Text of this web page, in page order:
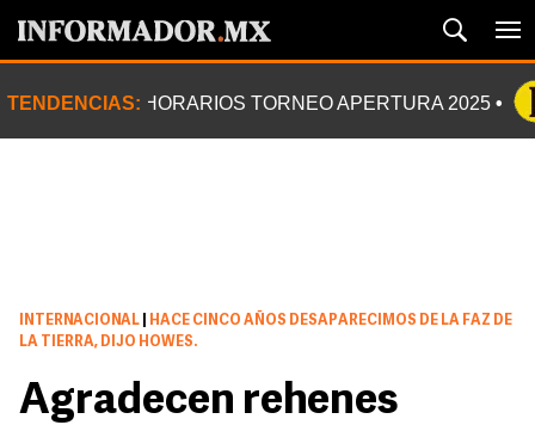
TENDENCIAS: HORARIOS TORNEO APERTURA 2025
INTERNACIONAL
HACE CINCO AÑOS DESAPARECIMOS DE LA FAZ DE
LA TIERRA, DIJO HOWES.
Agradecen rehenes